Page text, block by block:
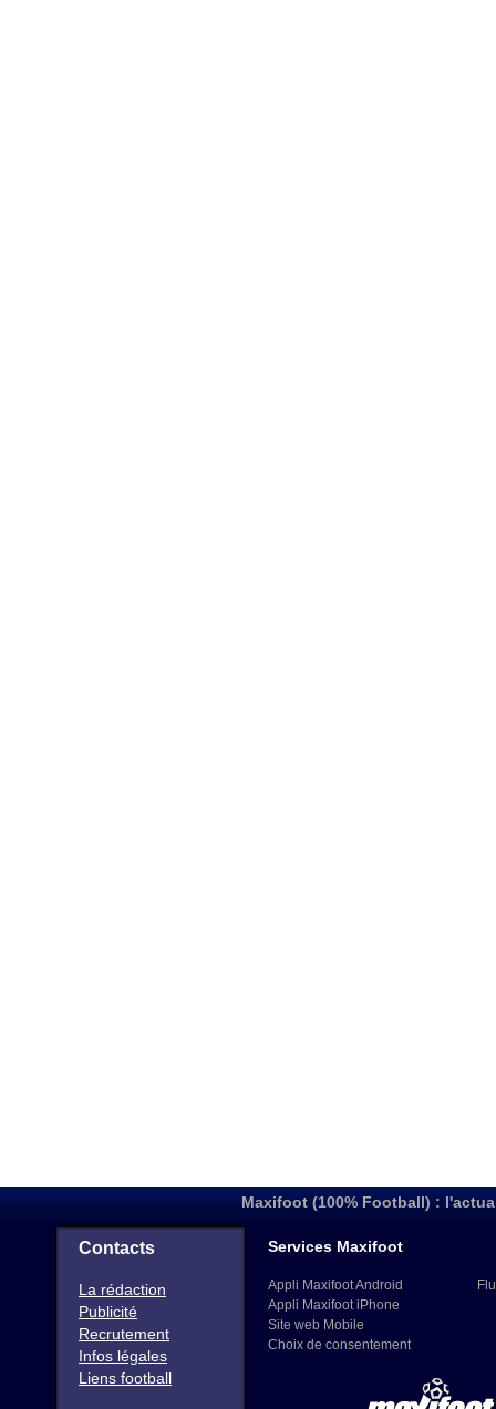
Maxifoot (100% Football) :
Contacts
La rédaction
Publicité
Recrutement
Infos légales
Liens football
Services Maxifoot
Appli Maxifoot Android
Appli Maxifoot iPhone
Site web Mobile
Choix de consentement